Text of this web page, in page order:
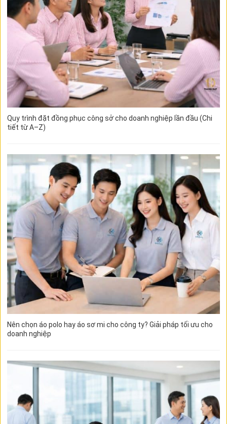
Quy trình đặt đồng phục công sở cho doanh nghiệp lần đầu (Chi
tiết từ A–Z)
Nên chọn áo polo hay áo sơ mi cho công ty? Giải pháp tối ưu cho
doanh nghiệp